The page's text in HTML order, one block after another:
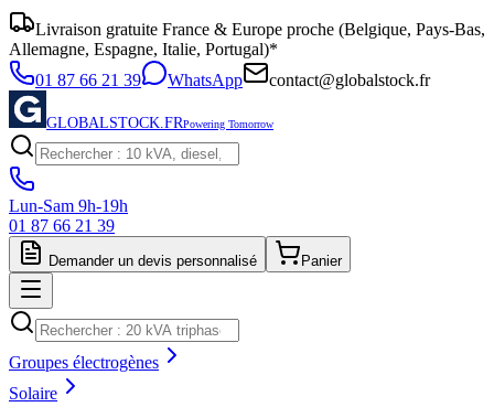
Livraison gratuite France & Europe proche (Belgique, Pays-Bas,
Allemagne, Espagne, Italie, Portugal)*
01 87 66 21 39
WhatsApp contact@globalstock.fr
GLOBALSTOCK.FRPowering Tomorrow
Lun-Sam 9h-19h
01 87 66 21 39
Demander un devis personnalisé Panier
Groupes électrogènes
Solaire